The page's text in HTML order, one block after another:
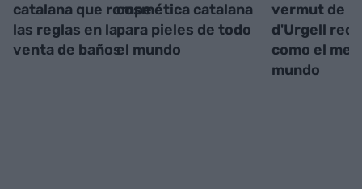
catalana que rompe
las reglas en la
venta de baños
cosmética catalana
para pieles de todo
el mundo
vermut de
d'Urgell
como el
mundo